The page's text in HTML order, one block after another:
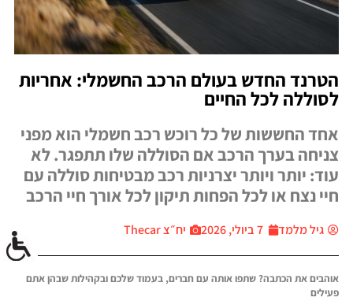
הטרנד החדש בעולם הרכב החשמלי: אחריות
לסוללה לכל החיים
אחד החששות של כל רוכש רכב חשמלי הוא מפני
צניחה בערך הרכב אם הסוללה שלו תתפגר. לא
עוד: יותר ויותר יצרניות רכב מבטיחות סוללה עם
חיי נצח או לכל הפחות תיקון לכל אורך חיי הרכב
גיל מלמד 7 ביולי, 2026 יח״צ Thecar
אוהבים את הכתבה? שתפו אותה עם חברים, בעמוד שלכם ובקהילות שבהן אתם
פעילים